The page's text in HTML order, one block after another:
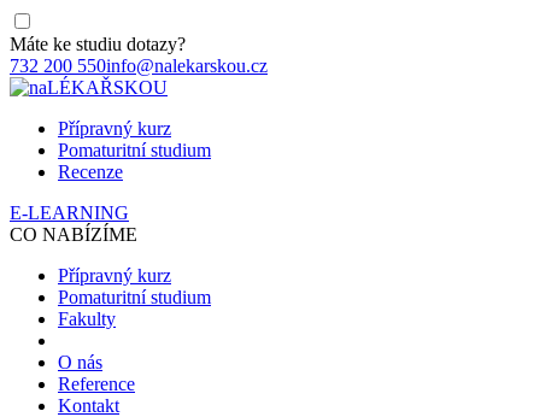
Máte ke studiu dotazy?
732 200 550info@nalekarskou.cz
Přípravný kurz
Pomaturitní studium
Recenze
E-LEARNING
CO NABÍZÍME
Přípravný kurz
Pomaturitní studium
Fakulty
O nás
Reference
Kontakt